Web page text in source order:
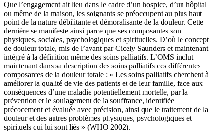
Que l’engagement ait lieu dans le cadre d’un hospice, d’un hôpital
ou même de la maison, les soignants se préoccupent au plus haut
point de la nature débilitante et démoralisante de la douleur. Cette
dernière se manifeste ainsi parce que ses composantes sont
physiques, sociales, psychologiques et spirituelles. D’où le concept
de douleur totale, mis de l’avant par Cicely Saunders et maintenant
intégré à la définition même des soins palliatifs. L’OMS inclut
maintenant dans sa description des soins palliatifs ces différentes
composantes de la douleur totale : « Les soins palliatifs cherchent à
améliorer la qualité de vie des patients et de leur famille, face aux
conséquences d’une maladie potentiellement mortelle, par la
prévention et le soulagement de la souffrance, identifiée
précocement et évaluée avec précision, ainsi que le traitement de la
douleur et des autres problèmes physiques, psychologiques et
spirituels qui lui sont liés » (WHO 2002).